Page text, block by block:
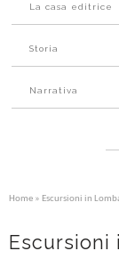
La casa editrice
Storia
Narrativa
Home » Escursioni in
Escursioni